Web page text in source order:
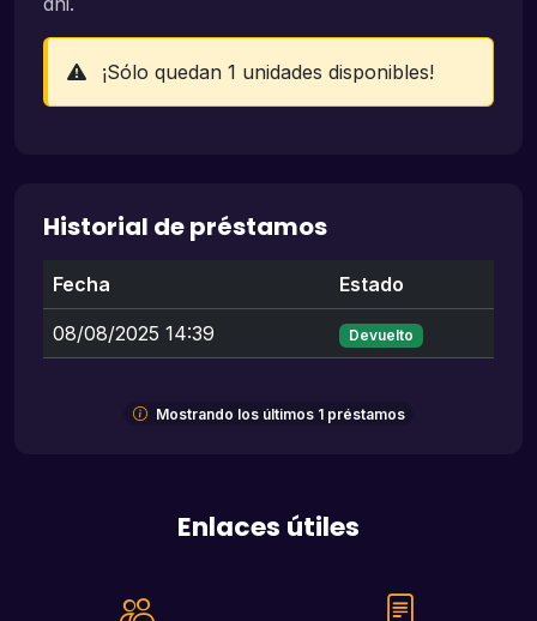
¡Sólo quedan 1 unidades disponibles!
Historial de préstamos
Fecha Estado
08/08/2025 14:39 Devuelto
Mostrando los últimos 1 préstamos
Enlaces útiles